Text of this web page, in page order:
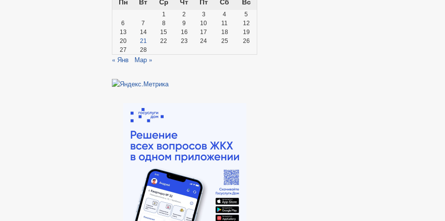
1 2 3 4
5
6
7 8 9 10 11
12
13
14 15 16 17 18
19
20
21 22 23 24 25
26
27
28
« Янв Мар »